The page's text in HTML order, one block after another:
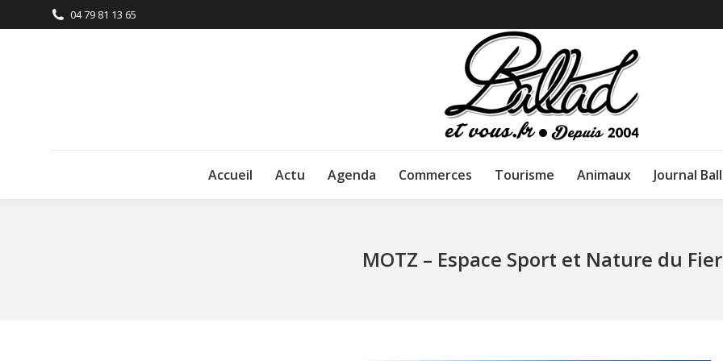
04 79 81 13 65
Accueil Actu Agenda Commerces Tourisme Animaux Journal
MOTZ – Espace Sport et Nature du Fier